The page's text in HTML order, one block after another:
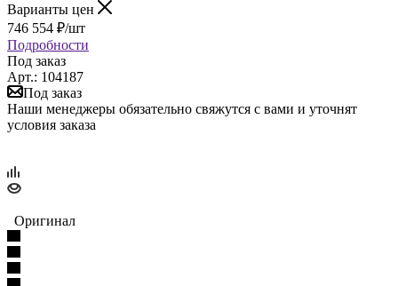
Варианты цен
746 554 ₽/шт
Подробности
Под заказ
Арт.: 104187
Под заказ
Наши менеджеры обязательно свяжутся с вами и уточнят
условия заказа
Оригинал